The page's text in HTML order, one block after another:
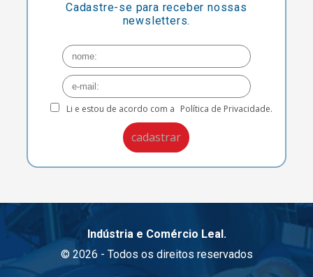
Cadastre-se para receber nossas
newsletters.
Li e estou de acordo com a Política de Privacidade.
Indústria e Comércio Leal.
© 2026 - Todos os direitos reservados